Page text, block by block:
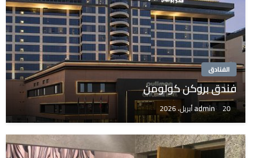
الفنادق
فندق بروكن كولومن
admin 20 أبريل، 2026